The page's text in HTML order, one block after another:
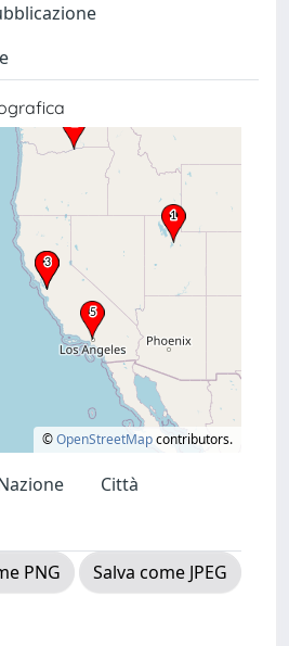
©OpenStreetMapcontributors.
Città
PNG
Salva come JPEG